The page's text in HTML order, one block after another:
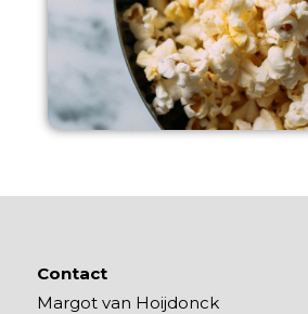
Contact
Margot van Hoijdonck